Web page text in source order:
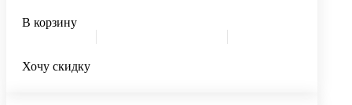
В корзину
Хочу скидку